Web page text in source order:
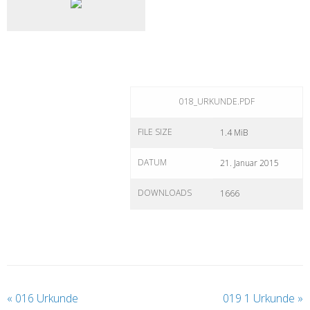
018_URKUNDE.PDF
FILE SIZE 1.4 MiB
DATUM 21. Januar 2015
DOWNLOADS 1666
« 016 Urkunde 019 1 Urkunde »